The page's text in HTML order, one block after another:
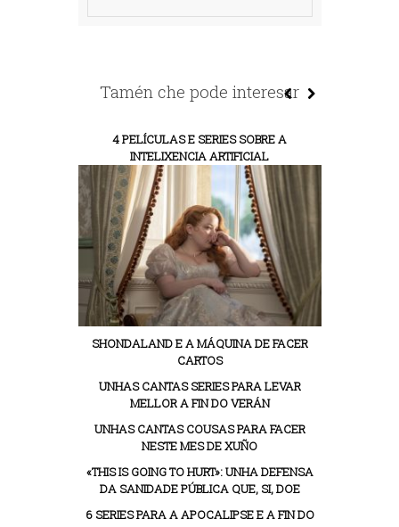
Tamén che pode interesar
4 PELÍCULAS E SERIES SOBRE A
INTELIXENCIA ARTIFICIAL
SHONDALAND E A MÁQUINA DE FACER
CARTOS
UNHAS CANTAS SERIES PARA LEVAR
MELLOR A FIN DO VERÁN
UNHAS CANTAS COUSAS PARA FACER
NESTE MES DE XUÑO
«THIS IS GOING TO HURT»: UNHA DEFENSA
DA SANIDADE PÚBLICA QUE, SI, DOE
6 SERIES PARA A APOCALIPSE E A FIN DO